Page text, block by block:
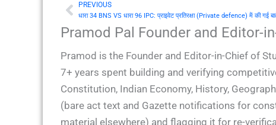
PrevPREVIOUS
धारा 34 BNS VS धारा 96 IPC: प्राइवेट प्रतिरक्षा (Private defence) में की गई
Pramod Pal Founder and Editor-
Pramod is the Founder and Editor-in-Chief of
7+ years spent building and verifying
Constitution, Indian Economy, History,
(bare act text and Gazette notifications for
material elsewhere) and flagging it for re-